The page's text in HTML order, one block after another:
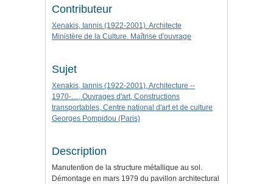
Contributeur
Xenakis, Iannis (1922-2001). Architecte
Ministère de la Culture. Maîtrise d'ouvrage
Sujet
Xenakis, Iannis (1922-2001), Architecture --
1970-...., Ouvrages d'art, Constructions
transportables, Centre national d'art et de culture
Georges Pompidou (Paris)
Description
Manutention de la structure métallique au sol.
Démontage en mars 1979 du pavillon architectural